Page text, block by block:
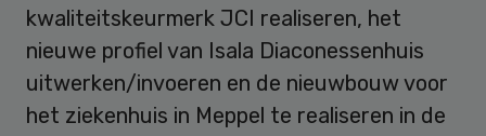
kwaliteitskeurmerk JCI realiseren, het
nieuwe profiel van Isala Diaconessenhuis
uitwerken/invoeren en de nieuwbouw voor
het ziekenhuis in Meppel te realiseren in de